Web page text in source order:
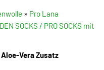
» Pro Lana
SOCKS / PRO SOCKS mit
Vera Zusatz